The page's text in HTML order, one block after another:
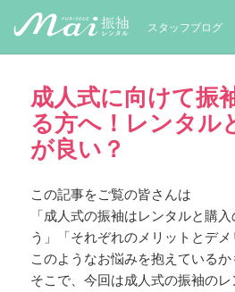
Maiレンタル
スタッフブログ
成人式に向けて振
る方へ！レンタル
が良い？
この記事をご覧の皆さんは
「成人式の振袖はレンタルと購
う」「それぞれのメリットとデメ
このようなお悩みを抱えているか
そこで、今回は成人式の振袖の